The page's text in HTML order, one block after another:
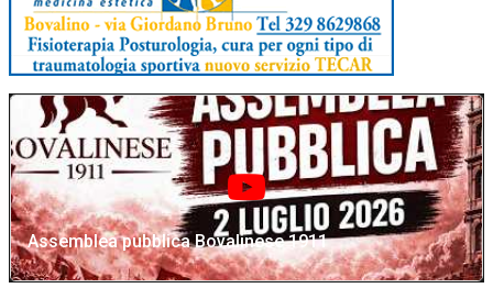
Assemblea pubblica Bovalinese 1911